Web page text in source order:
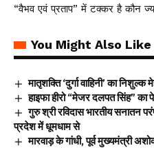
“वैभव एवं प्रताप” में टक्कर है कौन
You Might Also Like
मातृशक्ति ‘दुर्गा वाहिनी’ का निशुल्क
हाइफा हीरो “मेजर दलपत सिंह” का
गुरु श्री रविदास भारतीय सनातन
प्रदेश में धूमधाम से
मारवाड़ के गांधी, पूर्व मुख्यमंत्री